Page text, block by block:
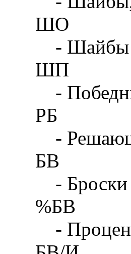
ШО
- Шайбы
ШП
-
РБ
-
БВ
-
%БВ
-